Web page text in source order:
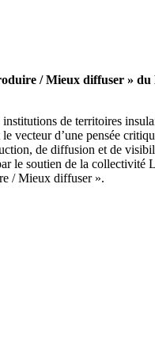
/ Mieux diffuser »
de territoires
vecteur d’une pensée
de diffusion et de
le soutien de la
/ Mieux diffuser ».